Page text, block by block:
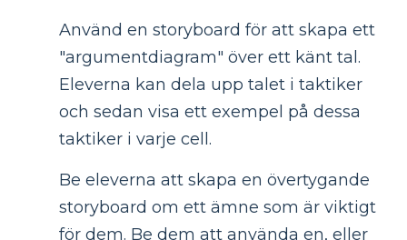
Använd en storyboard för att skapa ett
"argumentdiagram" över ett känt tal.
Eleverna kan dela upp talet i taktiker
och sedan visa ett exempel på dessa
taktiker i varje cell.
Be eleverna att skapa en övertygande
storyboard om ett ämne som är viktigt
för dem. Be dem att använda en, eller